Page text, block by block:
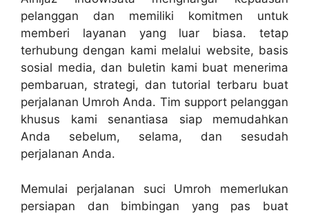
pelanggan dan memiliki komitmen untuk
memberi layanan yang luar biasa. tetap
terhubung dengan kami melalui website, basis
sosial media, dan buletin kami buat menerima
pembaruan, strategi, dan tutorial terbaru buat
perjalanan Umroh Anda. Tim support pelanggan
khusus kami senantiasa siap memudahkan
Anda sebelum, selama, dan sesudah
perjalanan Anda.
Memulai perjalanan suci Umroh memerlukan
persiapan dan bimbingan yang pas buat